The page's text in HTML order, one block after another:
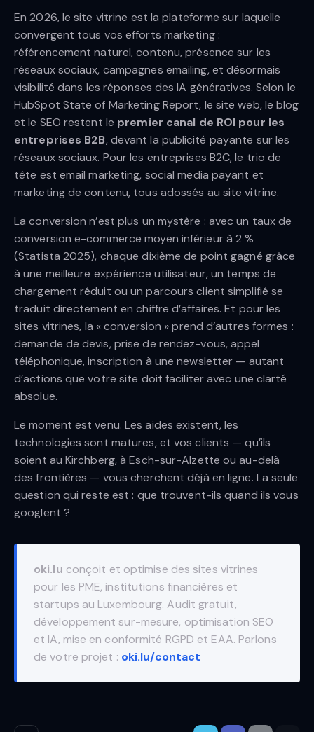
En 2026, le site vitrine est la plateforme sur laquelle
convergent tous vos efforts marketing :
référencement naturel, contenu, présence sur les
réseaux sociaux, campagnes emailing, et désormais
visibilité dans les réponses des IA génératives. Selon le
HubSpot State of Marketing Report, le site web, le blog
et le SEO restent le premier canal de ROI pour les
entreprises B2B, devant la publicité payante sur les
réseaux sociaux. Pour les entreprises B2C, le trio de
tête est email marketing, social media payant et
marketing de contenu, tous adossés au site vitrine.
La conversion n’est plus un mystère : avec un taux de
conversion e-commerce moyen inférieur à 2 %
(Statista 2025), chaque dixième de point gagné grâce
à une meilleure expérience utilisateur, un temps de
chargement réduit ou un parcours client simplifié se
traduit directement en chiffre d’affaires. Et pour les
sites vitrines, la « conversion » prend d’autres formes :
demande de devis, prise de rendez-vous, appel
téléphonique, inscription à une newsletter — autant
d’actions que votre site doit faciliter avec une clarté
absolue.
Le moment est venu. Les aides existent, les
technologies sont matures, et vos clients — qu’ils
soient au Kirchberg, à Esch-sur-Alzette ou au-delà
des frontières — vous cherchent déjà en ligne. La seule
question qui reste est : que trouvent-ils quand ils vous
googlent ?
oki.lu conçoit et optimise des sites vitrines
pour les PME, institutions financières et
startups au Luxembourg. Audit gratuit,
développement sur-mesure, optimisation SEO
et IA, mise en conformité RGPD et EAA. Parlons
de votre projet : oki.lu/contact